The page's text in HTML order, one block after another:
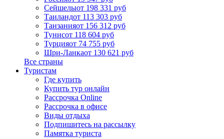
Сейшелыот 198 331 руб
Таиландот 113 303 руб
Танзанияот 156 312 руб
Тунисот 118 604 руб
Турцияот 74 755 руб
Шри-Ланкаот 130 621 руб
Все страны
Туристам
Где купить
Купить тур онлайн
Рассрочка Online
Рассрочка в офисе
Виды отдыха
Подпишитесь на рассылку
Памятка туриста